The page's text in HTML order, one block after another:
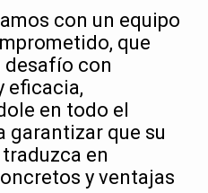
con un equipo
que
desafío con
eficacia,
en todo el
garantizar que su
en
y ventajas